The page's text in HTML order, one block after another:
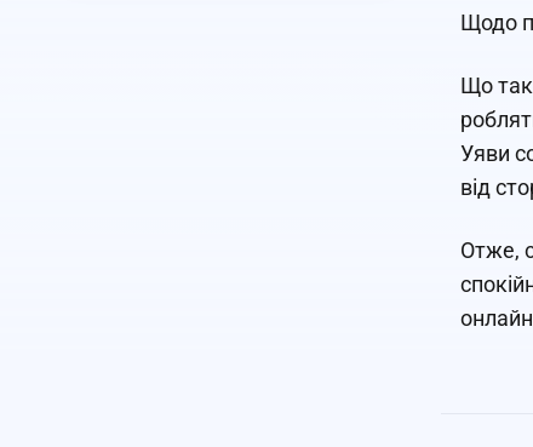
Щодо
Що
Уяви
від
Отже,